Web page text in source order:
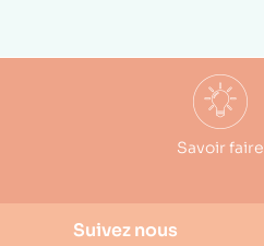
Savoir faire
Suivez nous